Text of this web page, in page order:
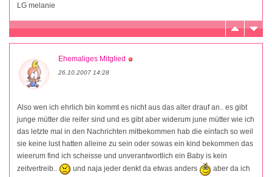
LG melanie
Ehemaliges Mitglied
26.10.2007 14:28
Also wen ich ehrlich bin kommt es nicht aus das alter drauf an.. es gibt
junge mütter die reifer sind und es gibt aber widerum june mütter wie ich
das letzte mal in den Nachrichten mitbekommen hab die einfach so weil
sie keine lust hatten alleine zu sein oder sowas ein kind bekommen das
wieerum find ich scheisse und unverantwortlich ein Baby is kein
zeitvertreib..
und naja jeder denkt da etwas anders
aber da ich